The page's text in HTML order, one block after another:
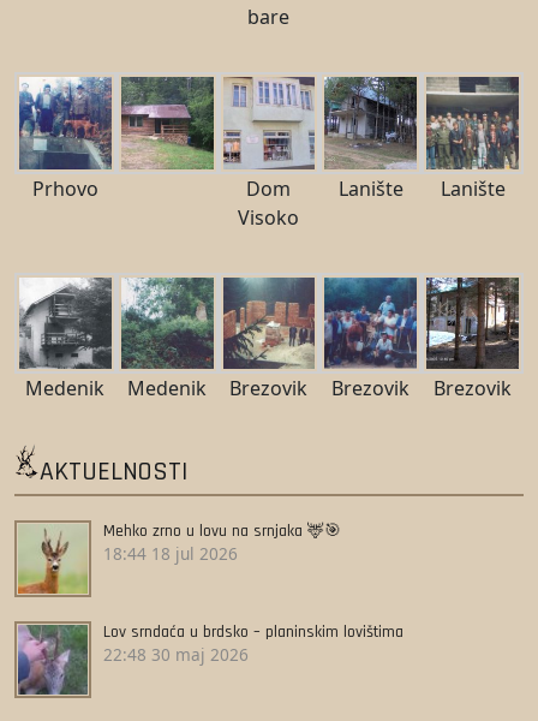
bare
Prhovo
Dom
Visoko
Lanište Lanište
Medenik Medenik Brezovik Brezovik Brezovik
AKTUELNOSTI
Mehko zrno u lovu na srnjaka 🦌🎯
18:44 18 jul 2026
Lov srndaća u brdsko – planinskim lovištima
22:48 30 maj 2026